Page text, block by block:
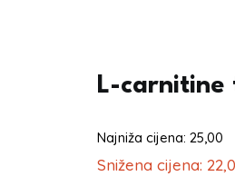
L-carnitine
Najniža cijena: 25,00
Snižena cijena: